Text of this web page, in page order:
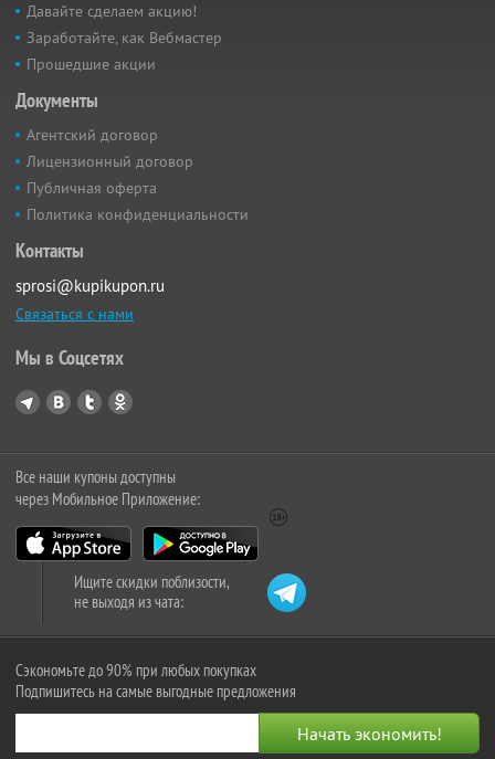
Давайте сделаем акцию!
Заработайте, как Вебмастер
Прошедшие акции
Документы
Агентский договор
Лицензионный договор
Публичная оферта
Политика конфиденциальности
Контакты
sprosi@kupikupon.ru
Связаться с нами
Мы в Соцсетях
Все наши купоны доступны
через Мобильное Приложение:
Ищите скидки поблизости,
не выходя из чата:
Сэкономьте до 90% при любых покупках
Подпишитесь на самые выгодные предложения